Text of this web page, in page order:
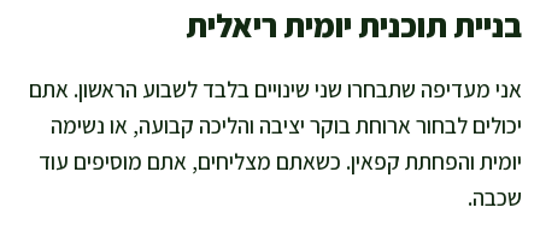
בניית תוכנית יומית ריאלית
אני מעדיפה שתבחרו שני שינויים בלבד לשבוע הראשון. אתם
יכולים לבחור ארוחת בוקר יציבה והליכה קבועה, או נשימה
יומית והפחתת קפאין. כשאתם מצליחים, אתם מוסיפים עוד
שכבה.